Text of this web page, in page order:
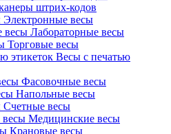
штрих-кодов
Электронные весы
Лабораторные весы
Торговые весы
Весы с печатью
Фасовочные весы
Напольные весы
Счетные весы
Медицинские весы
Крановые весы